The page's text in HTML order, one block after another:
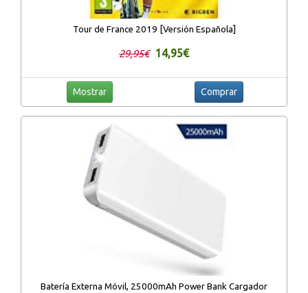
Tour de France 2019 [Versión Española]
29,95€ 14,95€
Mostrar Comprar
Batería Externa Móvil, 25000mAh Power Bank Cargador